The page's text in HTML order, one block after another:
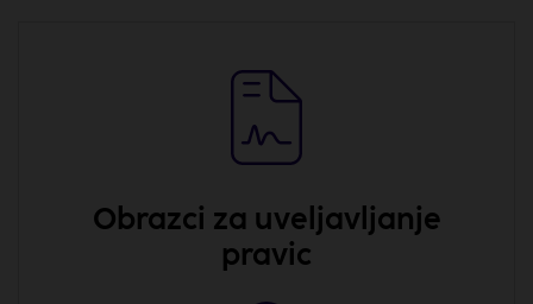
Obrazci za uveljavljanje
pravic